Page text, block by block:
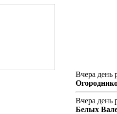
Вчера день
Вчера день
Белых